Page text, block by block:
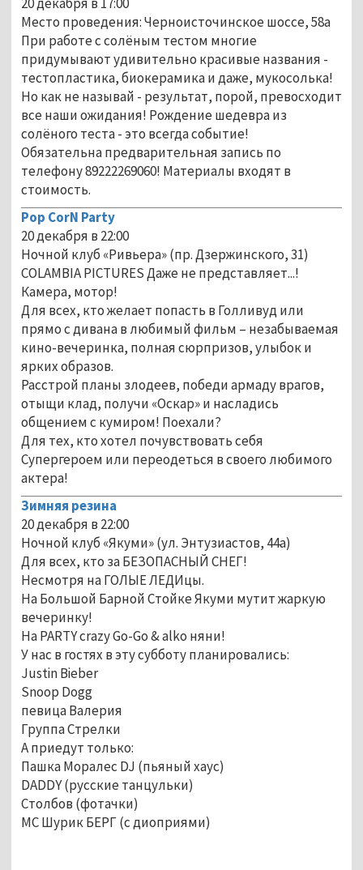
Место проведения: Черноисточинское шоссе, 58а
При работе с солёным тестом многие
придумывают удивительно красивые названия -
тестопластика, биокерамика и даже, мукосолька!
Но как не называй - результат, порой, превосходит
все наши ожидания! Рождение шедевра из
солёного теста - это всегда событие!
Обязательна предварительная запись по
телефону 89222269060! Материалы входят в
стоимость.
Pop CorN Party
20 декабря в 22:00
Ночной клуб «Ривьера» (пр. Дзержинского, 31)
COLAMBIA PICTURES Даже не представляет...!
Камера, мотор!
Для всех, кто желает попасть в Голливуд или
прямо с дивана в любимый фильм – незабываемая
кино-вечеринка, полная сюрпризов, улыбок и
ярких образов.
Расстрой планы злодеев, победи армаду врагов,
отыщи клад, получи «Оскар» и насладись
общением с кумиром! Поехали?
Для тех, кто хотел почувствовать себя
Супергероем или переодеться в своего любимого
актера!
Зимняя резина
20 декабря в 22:00
Ночной клуб «Якуми» (ул. Энтузиастов, 44а)
Для всех, кто за БЕЗОПАСНЫЙ СНЕГ!
Несмотря на ГОЛЫЕ ЛЕДИцы.
На Большой Барной Стойке Якуми мутит жаркую
вечеринку!
На PARTY crazy Go-Go & alko няни!
У нас в гостях в эту субботу планировались:
Justin Bieber
Snoop Dogg
певица Валерия
Группа Стрелки
А приедут только:
Пашка Моралес DJ (пьяный хаус)
DADDY (русские танцульки)
Столбов (фотачки)
MC Шурик БЕРГ (с диоприями)